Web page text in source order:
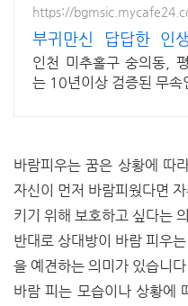
https://
부귀만신 답답한 인
신점
인천 미추홀구 숭의동,
는 10년이상 검증된 무속
바람피우는 꿈은 상황에 따
자신이 먼저 바람피웠다면
키기 위해 보호하고 싶다는
반대로 상대방이 바람 피우
을 예견하는 의미가 있습니
바람 피는 모습이나 상황에